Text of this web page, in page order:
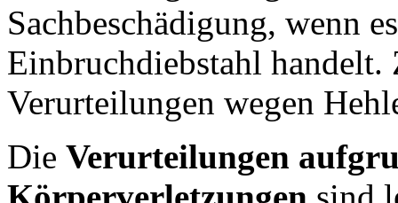
Sachbeschädigung, wenn
Einbruchdiebstahl handelt.
Verurteilungen wegen
Die Verurteilungen